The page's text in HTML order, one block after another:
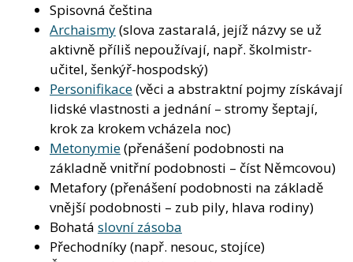
Spisovná čeština
Archaismy(slova zastaralá, jejíž názvy se už
aktivně příliš nepoužívají, např. školmistr-
učitel, šenkýř-hospodský)
Personifikace(věci a abstraktní pojmy získávají
lidské vlastnosti a jednání – stromy šeptají,
krok za krokem vcházela noc)
Metonymie(přenášení podobnosti na
základně vnitřní podobnosti – číst Němcovou)
Metafory (přenášení podobnosti na základě
vnější podobnosti – zub pily, hlava rodiny)
Bohatá slovní zásoba
Přechodníky (např. nesouc, stojíce)